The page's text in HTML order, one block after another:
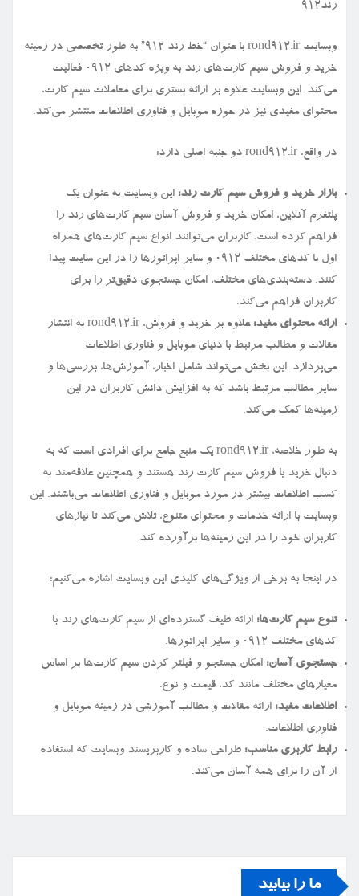
رند912
وبسایت rond912.ir با عنوان “خط رند ۹۱۲” به طور تخصصی در زمینه
خرید و فروش سیم کارت‌های رند به ویژه کدهای ۰۹۱۲ فعالیت
می‌کند. این وبسایت علاوه بر ارائه بستری برای معاملات سیم کارت،
محتوای مفیدی نیز در حوزه موبایل و فناوری اطلاعات منتشر می‌کند.
در واقع، rond912.ir دو جنبه اصلی دارد:
بازار خرید و فروش سیم کارت رند: این وبسایت به عنوان یک
پلتفرم آنلاین، امکان خرید و فروش آسان سیم کارت‌های رند را
فراهم کرده است. کاربران می‌توانند انواع سیم کارت‌های همراه
اول با کدهای مختلف ۰۹۱۲ و سایر اپراتورها را در این سایت پیدا
کنند. دسته‌بندی‌های مختلف، امکان جستجوی دقیق‌تر را برای
کاربران فراهم می‌کند.
ارائه محتوای مفید:
علاوه بر خرید و فروش، rond912.ir به انتشار
مقالات و مطالب مرتبط با دنیای موبایل و فناوری اطلاعات
می‌پردازد. این بخش می‌تواند شامل اخبار، آموزش‌ها، بررسی‌ها و
سایر مطالب مرتبط باشد که به افزایش دانش کاربران در این
زمینه‌ها کمک می‌کند.
به طور خلاصه، rond912.ir یک منبع جامع برای افرادی است که به
دنبال خرید یا فروش سیم کارت رند هستند و همچنین علاقه‌مند به
کسب اطلاعات بیشتر در مورد موبایل و فناوری اطلاعات می‌باشند. این
وبسایت با ارائه خدمات و محتوای متنوع، تلاش می‌کند تا نیازهای
کاربران خود را در این زمینه‌ها برآورده کند.
در اینجا به برخی از ویژگی‌های کلیدی این وبسایت اشاره می‌کنیم:
تنوع سیم کارت‌ها: ارائه طیف گسترده‌ای از سیم کارت‌های رند با
کدهای مختلف ۰۹۱۲ و سایر اپراتورها.
جستجوی آسان: امکان جستجو و فیلتر کردن سیم کارت‌ها بر اساس
معیارهای مختلف مانند کد، قیمت و نوع.
اطلاعات مفید: ارائه مقالات و مطالب آموزشی در زمینه موبایل و
فناوری اطلاعات.
رابط کاربری مناسب: طراحی ساده و کاربرپسند وبسایت که استفاده
از آن را برای همه آسان می‌کند.
ما را بیابید